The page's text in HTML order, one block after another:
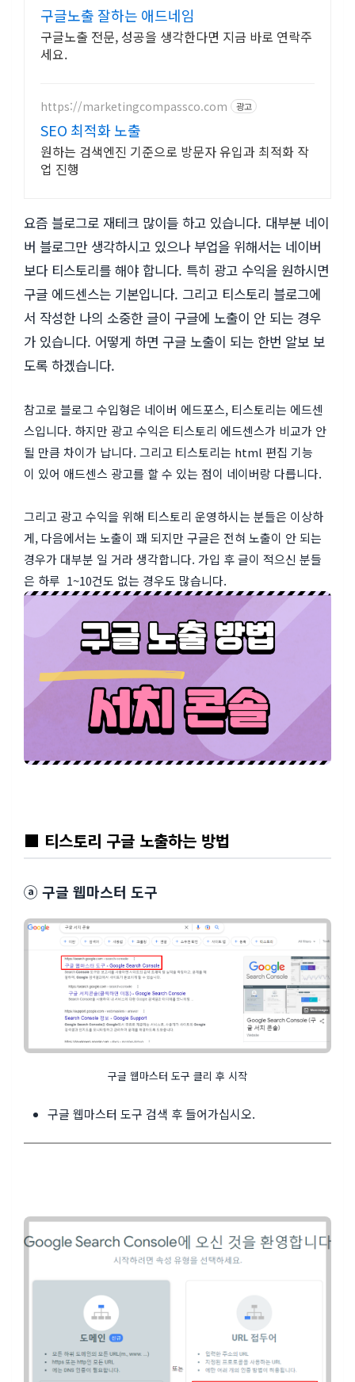
구글노출 잘하는 애드네임
구글노출 전문, 성공을 생각한다면 지금 바로 연락주
세요.
https://marketingcompassco.com 광고
SEO 최적화 노출
원하는 검색엔진 기준으로 방문자 유입과 최적화 작
업 진행
요즘 블로그로 재테크 많이들 하고 있습니다. 대부분 네이
버 블로그만 생각하시고 있으나 부업을 위해서는 네이버
보다 티스토리를 해야 합니다. 특히 광고 수익을 원하시면
구글 에드센스는 기본입니다. 그리고 티스토리 블로그에
서 작성한 나의 소중한 글이 구글에 노출이 안 되는 경우
가 있습니다. 어떻게 하면 구글 노출이 되는 한번 알보 보
도록 하겠습니다.
참고로 블로그 수입형은 네이버 에드포스, 티스토리는 에드센
스입니다. 하지만 광고 수익은 티스토리 에드센스가 비교가 안
될 만큼 차이가 납니다. 그리고 티스토리는 html 편집 기능
이 있어 애드센스 광고를 할 수 있는 점이 네이버랑 다릅니다.
그리고 광고 수익을 위해 티스토리 운영하시는 분들은 이상하
게, 다음에서는 노출이 꽤 되지만 구글은 전혀 노출이 안 되는
경우가 대부분 일 거라 생각합니다. 가입 후 글이 적으신 분들
은 하루 1~10건도 없는 경우도 많습니다.
■ 티스토리 구글 노출하는 방법
ⓐ 구글 웹마스터 도구
구글 웹마스터 도구 클리 후 시작
구글 웹마스터 도구 검색 후 들어가십시오.